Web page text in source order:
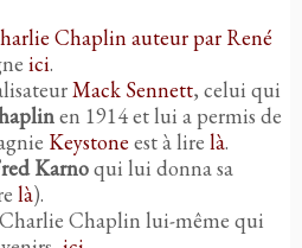
Chaplin auteur par René
ici.
Mack Sennett, celui qui
en 1914 et lui a permis de
Keystone est à lire là.
Karnoqui lui donna sa
là).
Chaplin lui-même qui